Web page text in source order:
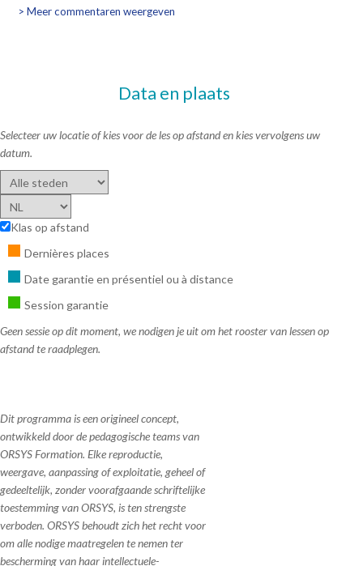
> Meer commentaren weergeven
Data en plaats
Selecteer uw locatie of kies voor de les op afstand en kies vervolgens uw
datum.
Klas op afstand
Dernières places
Date garantie en présentiel ou à distance
Session garantie
Geen sessie op dit moment, we nodigen je uit om het rooster van lessen op
afstand te raadplegen.
Dit programma is een origineel concept,
ontwikkeld door de pedagogische teams van
ORSYS Formation. Elke reproductie,
weergave, aanpassing of exploitatie, geheel of
gedeeltelijk, zonder voorafgaande schriftelijke
toestemming van ORSYS, is ten strengste
verboden. ORSYS behoudt zich het recht voor
om alle nodige maatregelen te nemen ter
bescherming van haar intellectuele-